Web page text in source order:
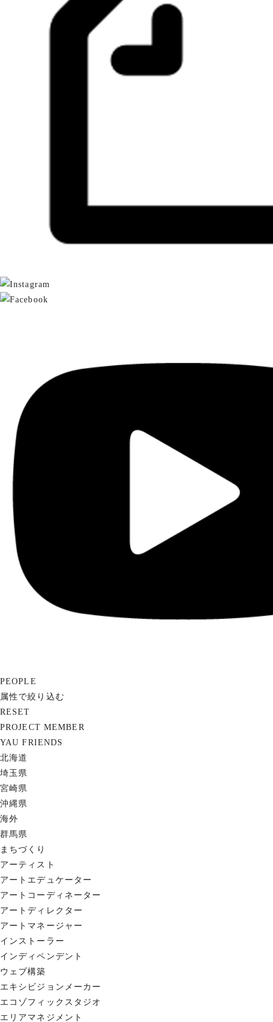
PEOPLE
属性で絞り込む
RESET
PROJECT MEMBER
YAU FRIENDS
北海道
埼玉県
宮崎県
沖縄県
海外
群馬県
まちづくり
アーティスト
アートエデュケーター
アートコーディネーター
アートディレクター
アートマネージャー
インストーラー
インディペンデント
ウェブ構築
エキシビジョンメーカー
エコゾフィックスタジオ
エリアマネジメント